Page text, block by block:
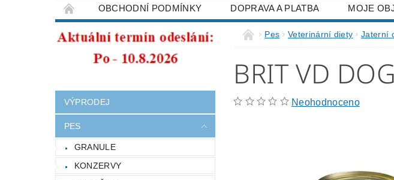
OBCHODNÍ PODMÍNKY DOPRAVA A PLATBA MOJE
ODSTOUPENÍ OD SMLOUVY
VÝPRODEJ
PES
GRANULE
KONZERVY
Pes Veterinární diety Jaterní
BRIT VD
Neohodnoceno